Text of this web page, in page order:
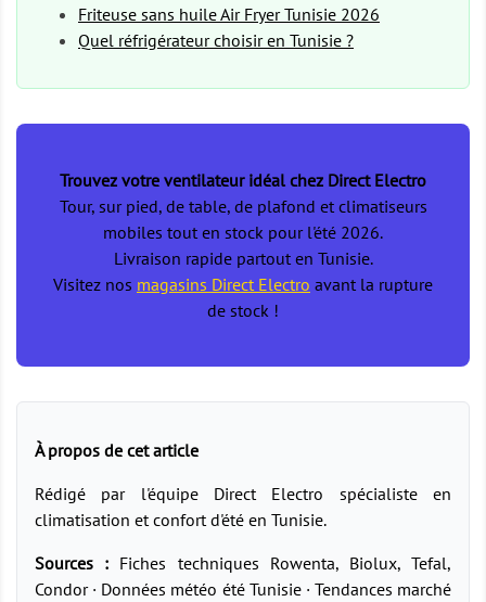
Friteuse sans huile Air Fryer Tunisie 2026
Quel réfrigérateur choisir en Tunisie ?
Trouvez votre ventilateur idéal chez Direct Electro
Tour, sur pied, de table, de plafond et climatiseurs
mobiles tout en stock pour l'été 2026.
Livraison rapide partout en Tunisie.
Visitez nos magasins Direct Electro avant la rupture
de stock !
À propos de cet article
Rédigé par l'équipe Direct Electro spécialiste en
climatisation et confort d'été en Tunisie.
Sources : Fiches techniques Rowenta, Biolux, Tefal,
Condor · Données météo été Tunisie · Tendances marché